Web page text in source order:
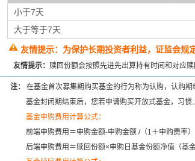
小于7天
大于等于7天
友情提示：为保护长期投资者利益，证监会规
友情提示： 赎回份额会按照先进先出算持有时间和对应赎
注： 在基金首次募集期购买基金的行为称为认购，认购期
基金封闭期结束后，您若申请购买开放式基金，习惯
基金申购费用计算公式：
前端申购费用＝申购金额-申购金额 /（1＋申购费率）
后端申购费用＝赎回份额×申购日基金份额净值（基